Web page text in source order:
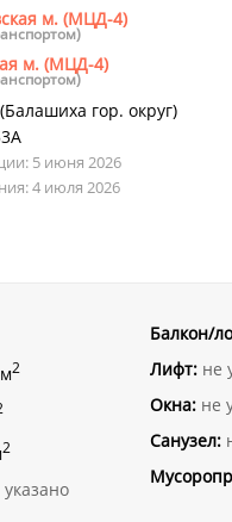
м. (МЦД-4)
м. (МЦД-4)
(Балашиха гор. округ)
5 июня 2026
4 июля 2026
2
2
указано
Балкон/
Лифт: не
Окна: не
Санузел: